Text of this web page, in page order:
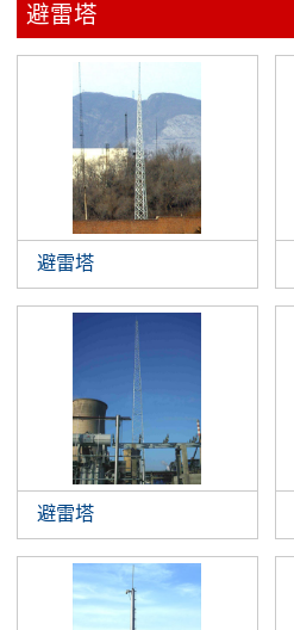
避雷塔
避雷塔
避雷塔